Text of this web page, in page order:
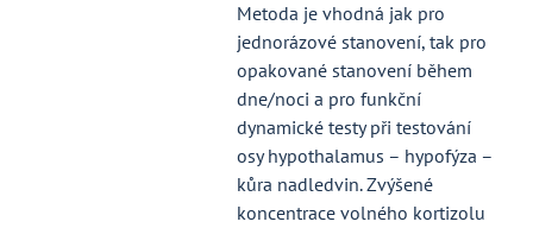
Metoda je vhodná jak pro
jednorázové stanovení, tak pro
opakované stanovení během
dne/noci a pro funkční
dynamické testy při testování
osy hypothalamus – hypofýza –
kůra nadledvin. Zvýšené
koncentrace volného kortizolu